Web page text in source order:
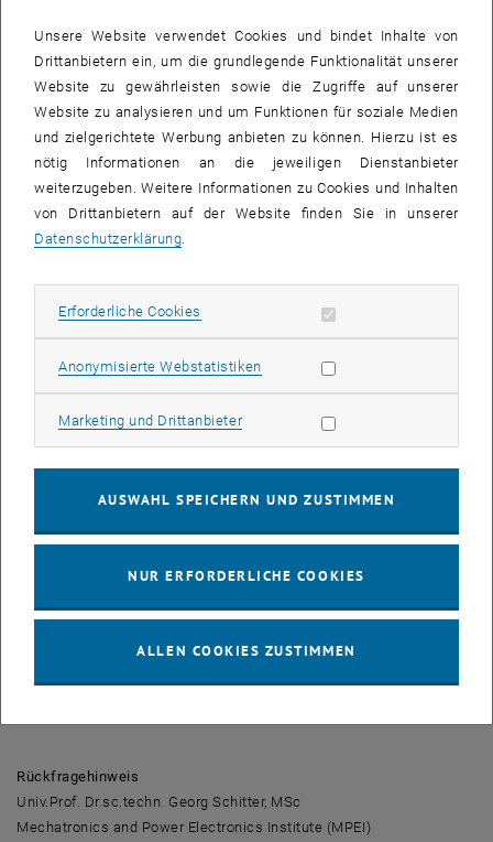
Die Medaille wurde im Zuge der I2MTC-Konferenz in Nancy,
Frankreich, verliehen, bei der Georg Schitter auch den Keynote-
Vortrag mit dem Titel“High-precision scanning measurement
systems for scientific instrumentation and industrial applications”
hielt.
Der Preis würdigt Schitters grundlegende wissenschaftliche
Beiträge zur wissenschaftlichen Instrumentierung und
Messsystemen für wissenschaftliche, automotive und industrielle
Messtechnik und robotische Messsysteme bis hin zu
und gilt als wegweisend für die Entwicklungskette vom
Systemintegration und industrieller Anwendung.
elektrischen Messtechnik von der Instrumentation & Measurement
IEEE Awards Board ausgewählt.
Rückfragehinweis
Univ.Prof. Dr.sc.techn. Georg Schitter, MSc
Mechatronics and Power Electronics Institute (MPEI)
Unsere Website verwendet Cookies und bindet Inhalte von
Drittanbietern ein, um die grundlegende Funktionalität unserer
Website zu gewährleisten sowie die Zugriffe auf unserer
Website zu analysieren und um Funktionen für soziale Medien
und zielgerichtete Werbung anbieten zu können. Hierzu ist es
nötig Informationen an die jeweiligen Dienstanbieter
weiterzugeben. Weitere Informationen zu Cookies und Inhalten
von Drittanbietern auf der Website finden Sie in unserer
Datenschutzerklärung
Erforderliche Cookies Erforderliche Cookies zulassen
Anonymisierte WebstatistikenStatistik Cookies zulassen
Marketing und DrittanbieterMarketing Cookies zulassen
AUSWAHL SPEICHERN UND ZUSTIMMEN
NUR ERFORDERLICHE COOKIES
ALLEN COOKIES ZUSTIMMEN